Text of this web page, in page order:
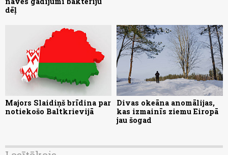
dēļ
Majors Slaidiņš brīdina par
notiekošo Baltkrievijā
Divas okeāna anomālijas,
kas izmainīs ziemu Eiropā
jau šogad